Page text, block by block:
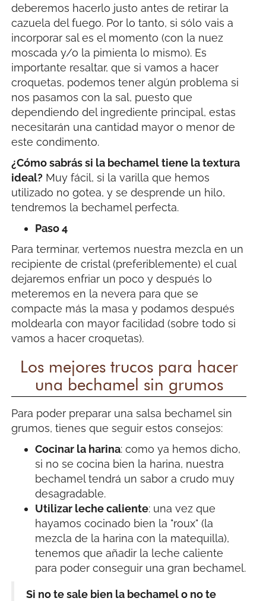
deberemos hacerlo justo antes de retirar la
cazuela del fuego. Por lo tanto, si sólo vais a
incorporar sal es el momento (con la nuez
moscada y/o la pimienta lo mismo). Es
importante resaltar, que si vamos a hacer
croquetas, podemos tener algún problema si
nos pasamos con la sal, puesto que
dependiendo del ingrediente principal, estas
necesitarán una cantidad mayor o menor de
este condimento.
¿Cómo sabrás si la bechamel tiene la textura
ideal? Muy fácil, si la varilla que hemos
utilizado no gotea, y se desprende un hilo,
tendremos la bechamel perfecta.
Paso 4
Para terminar, vertemos nuestra mezcla en un
recipiente de cristal (preferiblemente) el cual
dejaremos enfriar un poco y después lo
meteremos en la nevera para que se
compacte más la masa y podamos después
moldearla con mayor facilidad (sobre todo si
vamos a hacer croquetas).
Los mejores trucos para hacer
una bechamel sin grumos
Para poder preparar una salsa bechamel sin
grumos, tienes que seguir estos consejos:
Cocinar la harina: como ya hemos dicho,
si no se cocina bien la harina, nuestra
bechamel tendrá un sabor a crudo muy
desagradable.
Utilizar leche caliente: una vez que
hayamos cocinado bien la "roux" (la
mezcla de la harina con la matequilla),
tenemos que añadir la leche caliente
para poder conseguir una gran bechamel.
Si no te sale bien la bechamel o no te